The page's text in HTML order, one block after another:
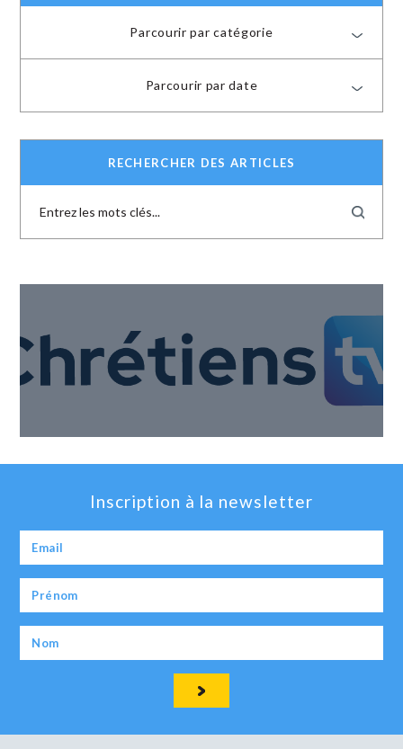
Parcourir par catégorie
Parcourir par date
RECHERCHER DES ARTICLES
Inscription à la newsletter